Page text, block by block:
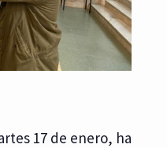
17 de enero, ha